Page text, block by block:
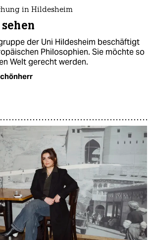
in Hildesheim
der Uni Hildesheim beschäftigt
Philosophien. Sie möchte so
Welt gerecht werden.